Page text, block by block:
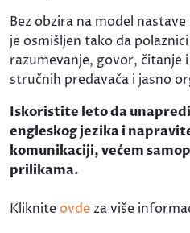
Bez obzira na model
je osmišljen tako da
razumevanje, govor, čitanje
stručnih predavača i jasno
Iskoristite leto da
engleskog jezika i
komunikaciji, većem
prilikama.
Kliknite ovde za više